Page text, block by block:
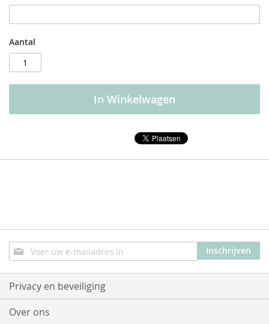
Aantal
In Winkelwagen
Abonneer
u
op
onze
nieuwsbrief
Inschrijven
Privacy en beveiliging
Over ons